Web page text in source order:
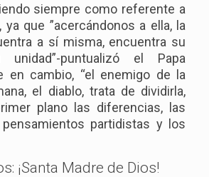
siempre como referente a
ya que ”acercándonos a ella, la
a sí misma, encuentra su
puntualizó el Papa
en cambio, “el enemigo de la
el diablo, trata de dividirla,
plano las diferencias, las
partidistas y los
¡Santa Madre de Dios!